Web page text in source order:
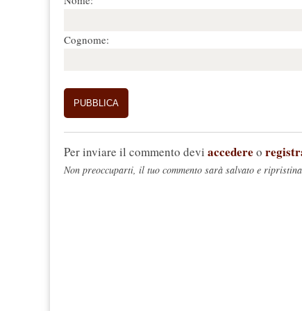
Cognome:
Per inviare il commento devi accedere o
Non preoccuparti, il tuo commento sarà salvato e